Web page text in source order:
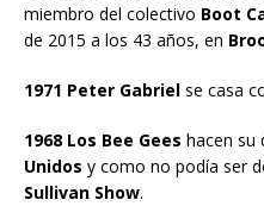
miembro del colectivo Boot
de 2015 a los 43 años, en
1971 Peter Gabriel se casa
1968 Los Bee Gees hacen su
Unidos y como no podía ser
Sullivan Show.